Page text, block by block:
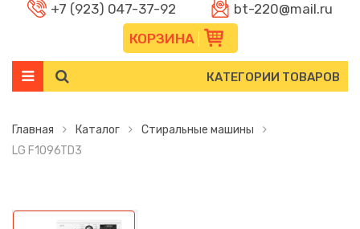
+7 (923) 047-37-92
bt-220@mail.ru
КОРЗИНА
КАТЕГОРИИ ТОВАРОВ
Главная Каталог
Стиральные машины
LG F1096TD3